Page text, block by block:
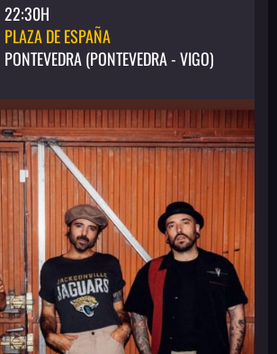
22:30H
PLAZA DE ESPAÑA
PONTEVEDRA (PONTEVEDRA - VIGO)